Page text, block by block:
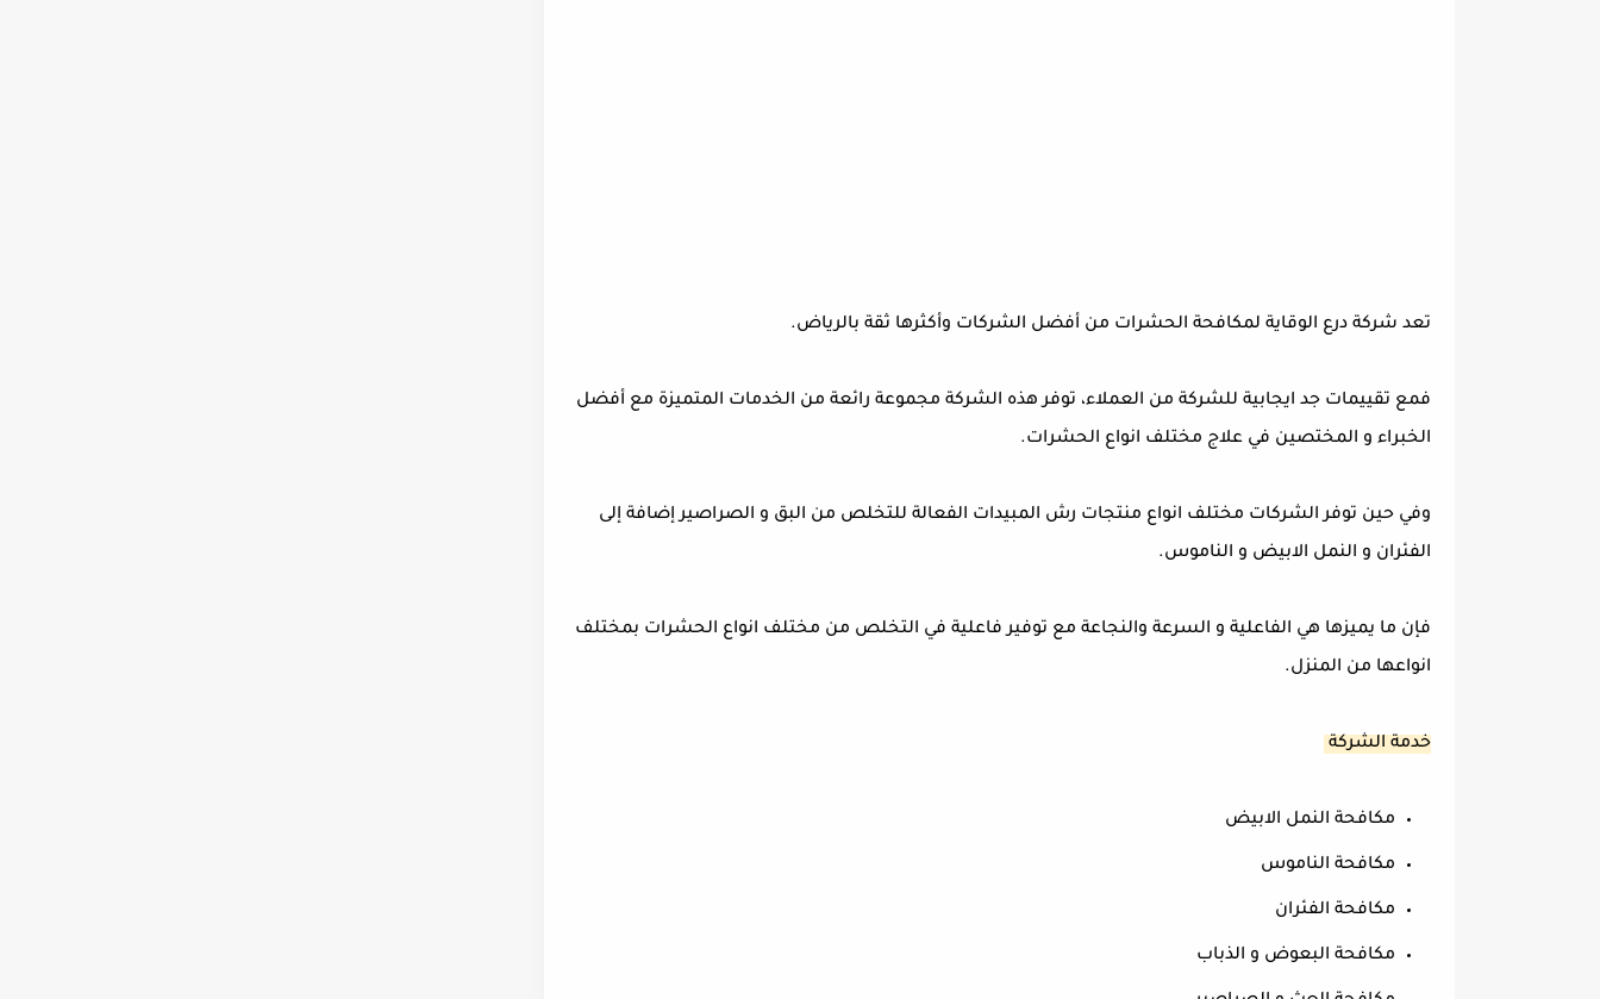
تعد شركة درع الوقاية لمكافحة الحشرات من أفضل الشركات وأكثرها ثقة بالرياض.
فمع تقييمات جد ايجابية للشركة من العملاء، توفر هذه الشركة مجموعة رائعة من الخدمات المتميزة مع أفضل
الخبراء و المختصين في علاج مختلف انواع الحشرات.
وفي حين توفر الشركات مختلف انواع منتجات رش المبيدات الفعالة للتخلص من البق و الصراصير إضافة إلى
الفئران و النمل الابيض و الناموس.
فإن ما يميزها هي الفاعلية و السرعة والنجاعة مع توفير فاعلية في التخلص من مختلف انواع الحشرات بمختلف
انواعها من المنزل.
خدمة الشركة
مكافحة النمل الابيض
مكافحة الناموس
مكافحة الفئران
مكافحة البعوض و الذباب